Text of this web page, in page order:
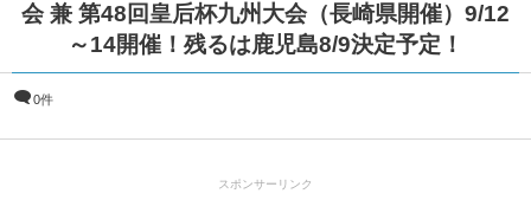
会 兼 第48回皇后杯九州大会（長崎県開催）9/12
～14開催！残るは鹿児島8/9決定予定！
0件
スポンサーリンク